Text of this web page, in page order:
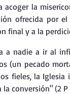
acoger la
ofrecida por
final y a la
a nadie a ir al
(un pecado
fieles, la
conversión" (2 P